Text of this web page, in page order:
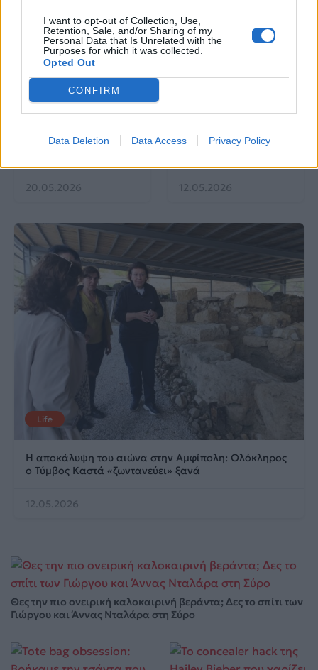
I want to opt-out of Collection, Use,
Retention, Sale, and/or Sharing of my
Personal Data that Is Unrelated with the
Purposes for which it was collected.
Opted Out
CONFIRM
Data Deletion Data Access Privacy Policy
EUROVISION
ΕΡΤ: Εντυπωσιακή
αύξηση κερδοφορίας
20.05.2026
Μεταφορικό μέσο ή
Οδηγός ασφαλούς
12.05.2026
Life
Η αποκάλυψη του αιώνα στην Αμφίπολη: Ολόκληρος
ο Τύμβος Καστά «ζωντανεύει» ξανά
12.05.2026
Θες την πιο ονειρική καλοκαιρινή βεράντα; Δες το σπίτι των
Γιώργου και Άννας Νταλάρα στη Σύρο